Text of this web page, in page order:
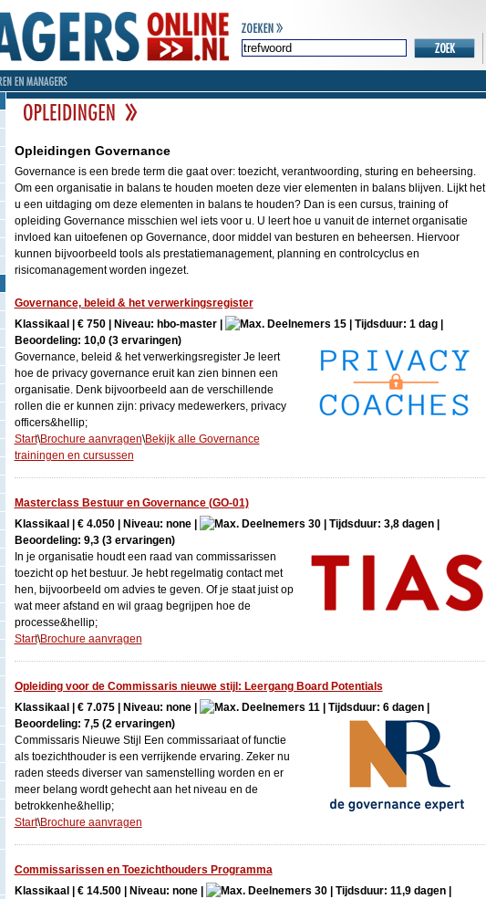
Opleidingen Governance
Governance is een brede term die gaat over: toezicht, verantwoording, sturing en beheersing.
Om een organisatie in balans te houden moeten deze vier elementen in balans blijven. Lijkt het
u een uitdaging om deze elementen in balans te houden? Dan is een cursus, training of
opleiding Governance misschien wel iets voor u. U leert hoe u vanuit de internet organisatie
invloed kan uitoefenen op Governance, door middel van besturen en beheersen. Hiervoor
kunnen bijvoorbeeld tools als prestatiemanagement, planning en controlcyclus en
risicomanagement worden ingezet.
Governance, beleid & het verwerkingsregister
Klassikaal | € 750 | Niveau: hbo-master |
15 | Tijdsduur: 1 dag |
Beoordeling: 10,0 (3 ervaringen)
Governance, beleid & het verwerkingsregister Je leert
hoe de privacy governance eruit kan zien binnen een
organisatie. Denk bijvoorbeeld aan de verschillende
rollen die er kunnen zijn: privacy medewerkers, privacy
officers&hellip;
Start\Brochure aanvragen\Bekijk alle Governance
trainingen en cursussen
Masterclass Bestuur en Governance (GO-01)
Klassikaal | € 4.050 | Niveau: none |
30 | Tijdsduur: 3,8 dagen |
Beoordeling: 9,3 (3 ervaringen)
In je organisatie houdt een raad van commissarissen
toezicht op het bestuur. Je hebt regelmatig contact met
hen, bijvoorbeeld om advies te geven. Of je staat juist op
wat meer afstand en wil graag begrijpen hoe de
processe&hellip;
Start\Brochure aanvragen
Opleiding voor de Commissaris nieuwe stijl: Leergang Board Potentials
Klassikaal | € 7.075 | Niveau: none |
11 | Tijdsduur: 6 dagen |
Beoordeling: 7,5 (2 ervaringen)
Commissaris Nieuwe Stijl Een commissariaat of functie
als toezichthouder is een verrijkende ervaring. Zeker nu
raden steeds diverser van samenstelling worden en er
meer belang wordt gehecht aan het niveau en de
betrokkenhe&hellip;
Start\Brochure aanvragen
Commissarissen en Toezichthouders Programma
Klassikaal | € 14.500 | Niveau: none |
30 | Tijdsduur: 11,9 dagen |